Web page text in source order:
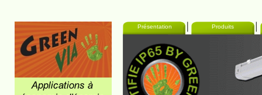
Présentation Produits